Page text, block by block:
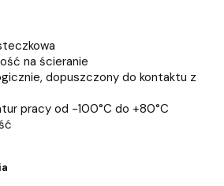
na ścieranie
dopuszczony do kontaktu z
pracy od -100°C do +80°C